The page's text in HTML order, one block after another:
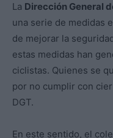
La Dirección General
una serie de medidas
de mejorar la
estas medidas han
ciclistas. Quienes se
por no cumplir con
DGT.
En este sentido, el